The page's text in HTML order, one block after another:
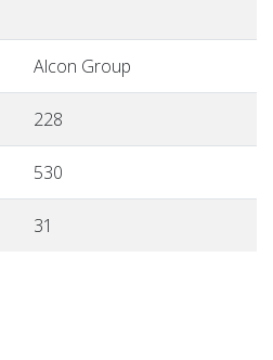
Alcon Group
228
530
31